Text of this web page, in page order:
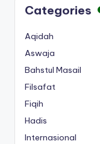
Categories
Aqidah
Aswaja
Bahstul Masail
Filsafat
Fiqih
Hadis
Internasional